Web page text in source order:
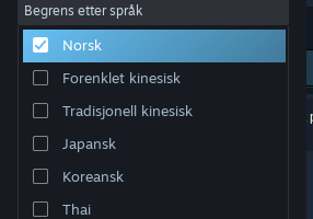
Kundestøtte
Bytt språk
Skaff deg Steam-appen på mobil
Vis skrivebordsversjon
Begrens etter språk
Norsk
Forenklet kinesisk
Tradisjonell kinesisk
Japansk
Koreansk
Thai
Sorter etter Relevans
0 treff på søket. 1 produkt er blitt utelukket basert
innstillinger.